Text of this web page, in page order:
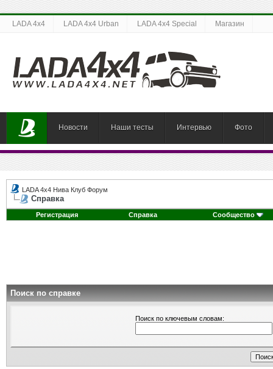
LADA 4x4 LADA 4x4 Urban LADA 4x4 Special Магазин
Новости Наши тесты Интервью Фото
LADA 4x4 Нива Клуб Форум
Справка
Регистрация Справка Сообщество
Поиск по справке
Поиск по ключевым словам: